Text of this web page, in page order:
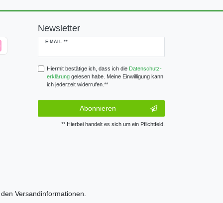
Newsletter
E-MAIL **
Newsletter
Hiermit bestätige ich, dass ich die Daten­schutz­
erklärunggelesen habe. Meine Einwilligung kann
ich jederzeit widerrufen.**
Abonnieren
** Hierbei handelt es sich um ein Pflichtfeld.
Versandinformationen.